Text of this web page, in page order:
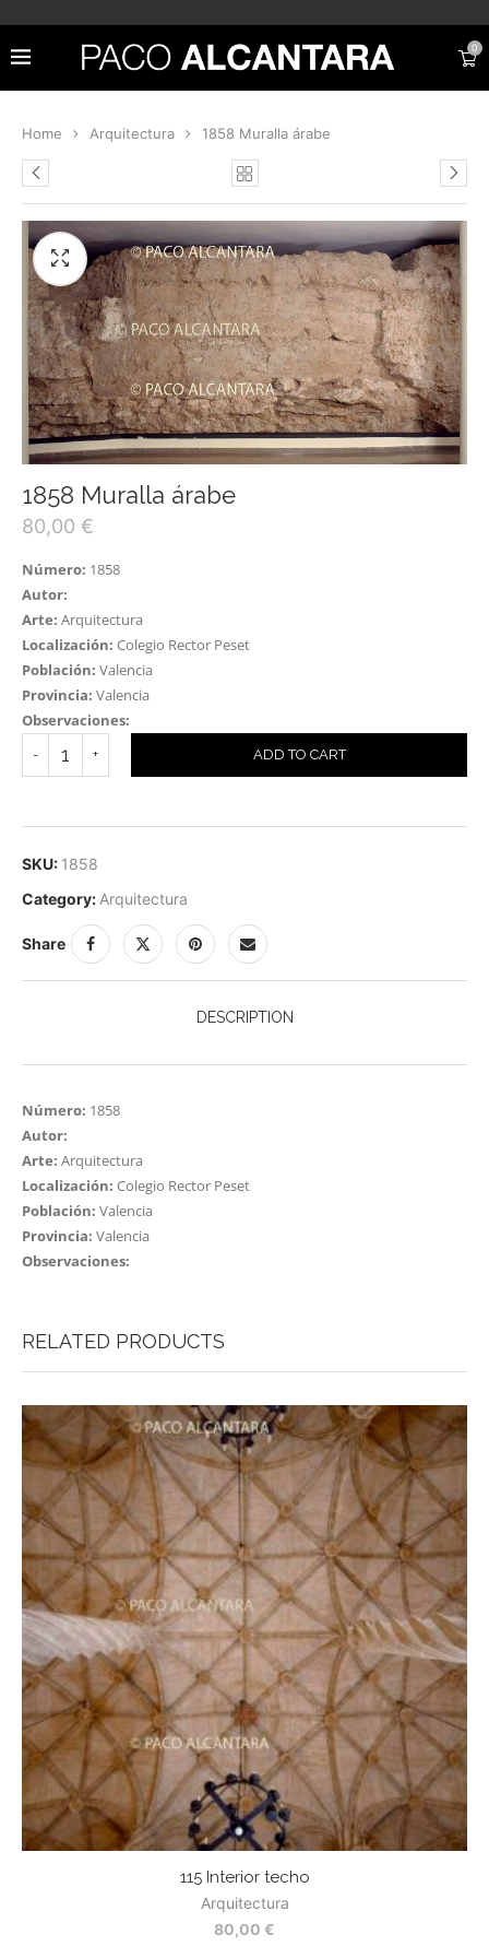
0
Home Arquitectura 1858 Muralla árabe
1858 Muralla árabe
80,00 €
Número: 1858
Autor:
Arte: Arquitectura
Localización: Colegio Rector Peset
Población: Valencia
Provincia: Valencia
Observaciones:
ADD TO CART
SKU: 1858
Category: Arquitectura
Share
DESCRIPTION
Número: 1858
Autor:
Arte: Arquitectura
Localización: Colegio Rector Peset
Población: Valencia
Provincia: Valencia
Observaciones:
RELATED PRODUCTS
115 Interior techo
Arquitectura
80,00 €